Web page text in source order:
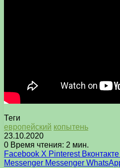
Теги
европейский копытень
23.10.2020
0 Время чтения: 2 мин.
Facebook X Pinterest Вконтакте
Messenger Messenger